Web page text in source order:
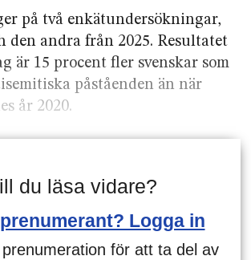
på två enkät­undersökningar,
den andra från 2025. Resultatet
är 15 procent fler svenskar som
påståenden än när
år 2020.
du läsa vidare?
Logga in
för att ta del av